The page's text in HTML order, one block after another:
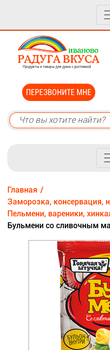
ПЕРЕЗВОНИТЕ МНЕ
Главная
Заморозка, консервация,
Пельмени, вареники,
Бульмени со сливочным